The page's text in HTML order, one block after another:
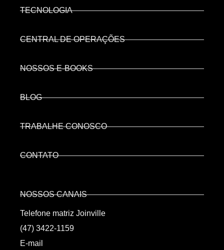
TECNOLOGIA
CENTRAL DE OPERAÇÕES
NOSSOS E-BOOKS
BLOG
TRABALHE CONOSCO
CONTATO
NOSSOS CANAIS
Telefone matriz Joinville
(47) 3422-1159
E-mail